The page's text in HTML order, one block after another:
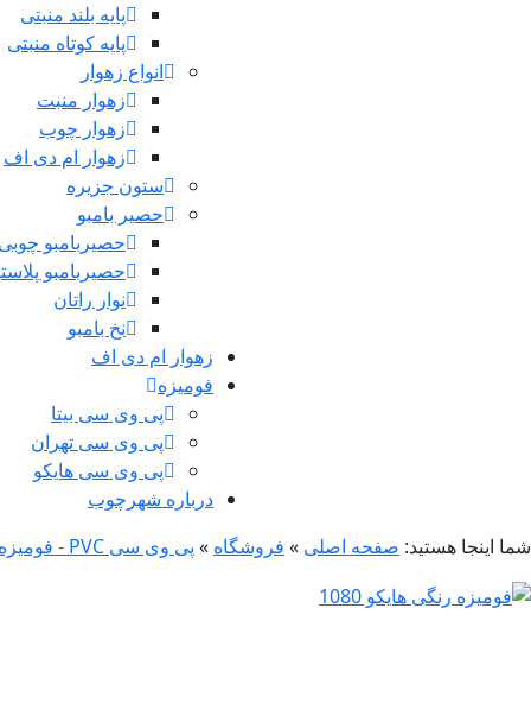
پایه بلند منبتی
پایه کوتاه منبتی
انواع زهوار
زهوار منبت
زهوار چوب
زهوار ام دی اف
ستون جزیره
حصیر بامبو
حصیربامبو چوبی
حصیربامبو
نوار راتان
نخ بامبو
زهوار ام دی اف
فومیزه
پی وی سی بیتا
پی وی سی تهران
پی وی سی هایکو
درباره شهرچوب
شما اینجا هستید: صفحه اصلی » فروشگاه » پی وی سی PVC - فومیزه